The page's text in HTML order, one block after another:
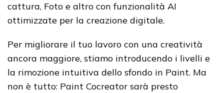
cattura, Foto e altro con funzionalità AI
ottimizzate per la creazione digitale.
Per migliorare il tuo lavoro con una creatività
ancora maggiore, stiamo introducendo i livelli e
la rimozione intuitiva dello sfondo in Paint. Ma
non è tutto: Paint Cocreator sarà presto